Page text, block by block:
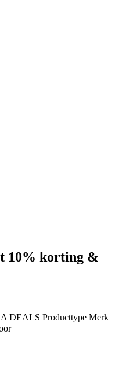
10% korting &
DEALS Producttype Merk